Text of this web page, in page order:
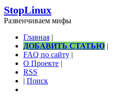
StopLinux
Развенчиваем мифы
Главная |
ДОБАВИТЬ СТАТЬЮ |
FAQ по сайту |
О Проекте |
RSS
| Поиск